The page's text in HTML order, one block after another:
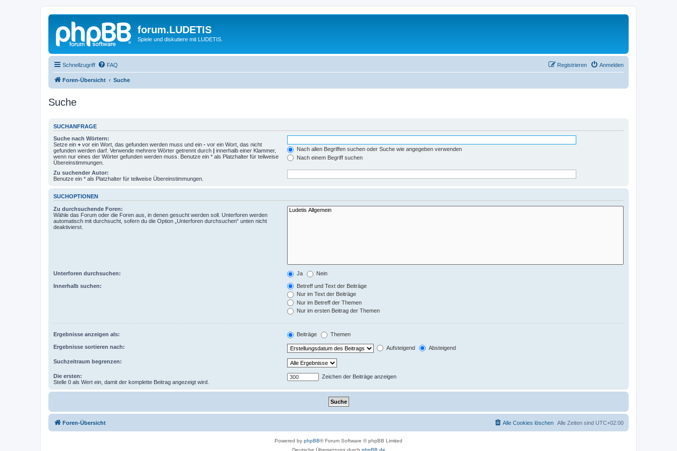
forum.LUDETIS
Spiele und diskutiere mit LUDETIS.
Schnellzugriff FAQ Anmelden
Registrieren
Foren-Übersicht Suche
Suche
SUCHANFRAGE
Suche nach Wörtern:
Setze ein + vor ein Wort, das gefunden werden muss und ein - vor ein Wort, das nicht
gefunden werden darf. Verwende mehrere Wörter getrennt durch | innerhalb einer Klammer,
wenn nur eines der Wörter gefunden werden muss. Benutze ein * als Platzhalter für teilweise
Übereinstimmungen.
Nach allen Begriffen suchen oder Suche wie angegeben verwenden
Nach einem Begriff suchen
Zu suchender Autor:
Benutze ein * als Platzhalter für teilweise Übereinstimmungen.
SUCHOPTIONEN
Zu durchsuchende Foren:
Wähle das Forum oder die Foren aus, in denen gesucht werden soll. Unterforen werden
automatisch mit durchsucht, sofern du die Option „Unterforen durchsuchen“ unten nicht
deaktivierst.
Unterforen durchsuchen: Ja Nein
Innerhalb suchen:
Betreff und Text der Beiträge
Nur im Text der Beiträge
Nur im Betreff der Themen
Nur im ersten Beitrag der Themen
Ergebnisse anzeigen als: Beiträge Themen
Ergebnisse sortieren nach: Aufsteigend Absteigend
Suchzeitraum begrenzen:
Die ersten:
Stelle 0 als Wert ein, damit der komplette Beitrag angezeigt wird.
Zeichen der Beiträge anzeigen
Foren-Übersicht Alle Zeiten sind UTC+02:00
Alle Cookies löschen
Powered by phpBB® Forum Software © phpBB Limited
Deutsche Übersetzung durch phpBB.de